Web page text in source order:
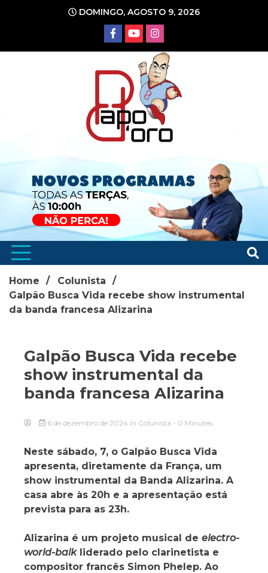
conteúdo
DOMINGO, AGOSTO 9, 2026
Home
Colunista
Galpão Busca Vida recebe show instrumental
da banda francesa Alizarina
Galpão Busca Vida recebe
show instrumental da
banda francesa Alizarina
6 de dezembro de 2024 in Colunista - 0 Minutes
Neste sábado, 7, o Galpão Busca Vida
apresenta, diretamente da França, um
show instrumental da Banda Alizarina. A
casa abre às 20h e a apresentação está
prevista para as 23h.
Alizarina é um projeto musical de electro-
world-balkliderado pelo clarinetista e
compositor francês Simon Phelep. Ao